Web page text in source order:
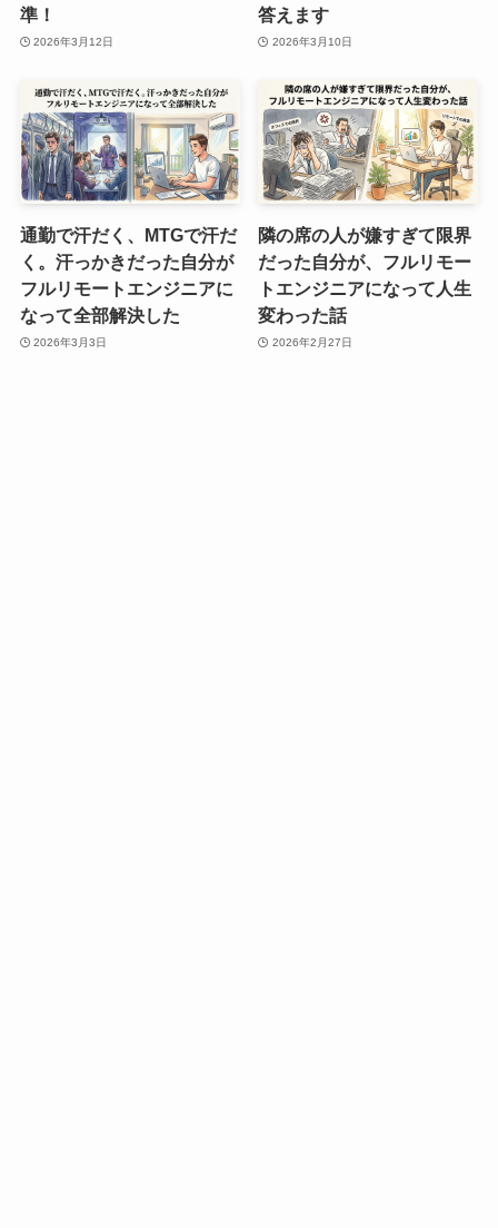
準！
2026年3月12日
答えます
2026年3月10日
通勤で汗だく、MTGで汗だ
く。汗っかきだった自分が
フルリモートエンジニアに
なって全部解決した
2026年3月3日
隣の席の人が嫌すぎて限界
だった自分が、フルリモー
トエンジニアになって人生
変わった話
2026年2月27日